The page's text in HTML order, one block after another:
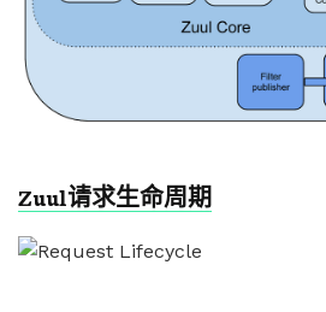
Zuul请求生命周期